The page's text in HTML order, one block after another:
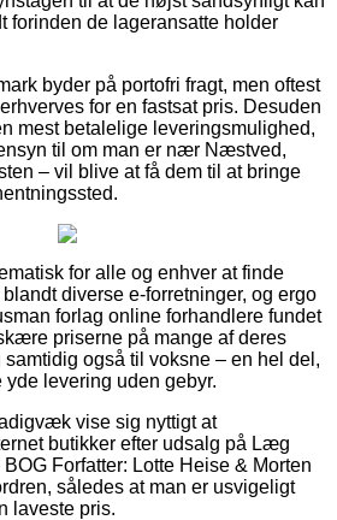
forinden de lageransatte holder
byder på portofri fragt, men oftest
for en fastsat pris. Desuden
mest betalelige leveringsmulighed,
til om man er nær Næstved,
– vil blive at få dem til at bringe
for alle og enhver at finde
diverse e-forretninger, og ergo
forlag online forhandlere fundet
priserne på mange af deres
også til voksne – en hel del,
levering uden gebyr.
vise sig nyttigt at
butikker efter udsalg på Læg
Forfatter: Lotte Heise & Morten
således at man er usvigeligt
laveste pris.